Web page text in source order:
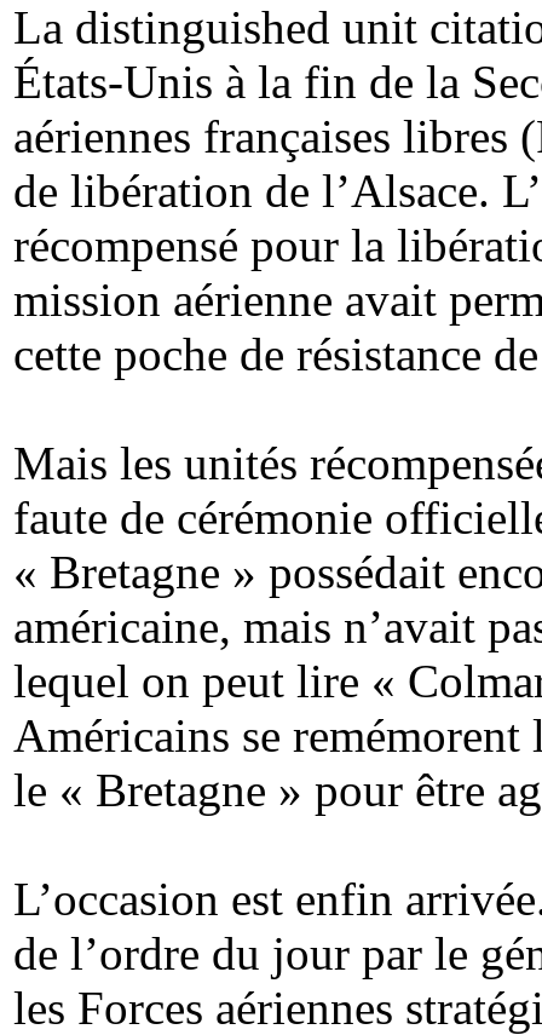
La distinguished unit
États-Unis à la fin de la
aériennes françaises
de libération de l’Alsace.
récompensé pour la
mission aérienne avait
cette poche de résistance
Mais les unités
faute de cérémonie
« Bretagne » possédait
américaine, mais n’avait
lequel on peut lire «
Américains se remémorent
le « Bretagne » pour être
L’occasion est enfin
de l’ordre du jour par le
les Forces aériennes